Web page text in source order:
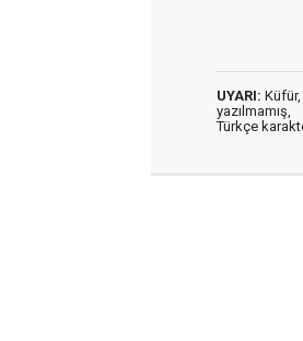
UYARI:
yazılmamış,
Türkçe